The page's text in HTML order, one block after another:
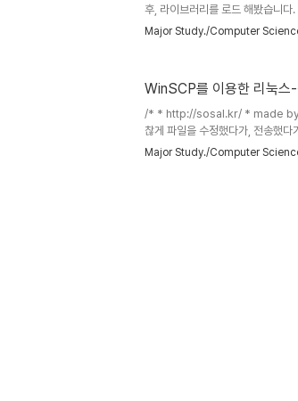
후, 라이브러리를 로드 해봤습니
프로그램을 시작할 수 없습니다.
으셨을 때. 2. JAVA를 설치했지만
때..
Major Study./Computer
WinSCP를 이용한 리눅스
/* * http://sosal.kr/ * made by
찮게 파일을 수정했다가, 전송했다
니다. - 프로그램 소개 http://
Major Study./Computer